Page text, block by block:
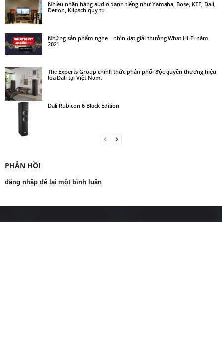
Nhiều nhãn hàng audio danh tiếng như Yamaha, Bose, KEF, Dali,
Denon, Klipsch quy tụ
Những sản phẩm nghe – nhìn đạt giải thưởng What Hi-Fi năm
2021
The Experts Group chính thức phân phối độc quyền thương hiệu
loa Dali tại Việt Nam.
Dali Rubicon 6 Black Edition
PHẢN HỒI
đăng nhập để lại một bình luận